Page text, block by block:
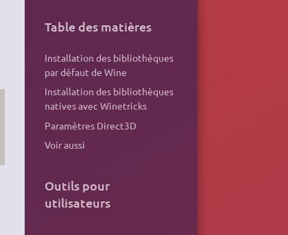
Table des matières
Installation des bibliothèques
par défaut de Wine
Installation des bibliothèques
natives avec Winetricks
Paramètres Direct3D
Voir aussi
Outils pour
utilisateurs